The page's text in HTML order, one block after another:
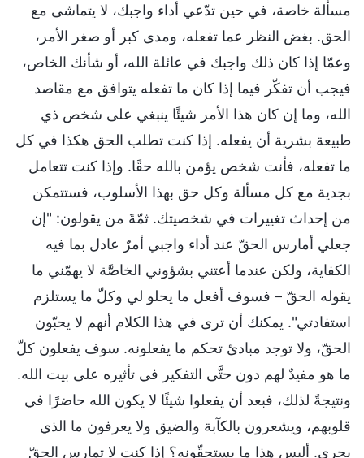
مسألة خاصة، في حين تدّعي أداء واجبك، لا يتماشى مع
الحق. بغض النظر عما تفعله، ومدى كبر أو صغر الأمر،
وعمّا إذا كان ذلك واجبك في عائلة الله، أو شأنك الخاص،
فيجب أن تفكّر فيما إذا كان ما تفعله يتوافق مع مقاصد
الله، وما إن كان هذا الأمر شيئًا ينبغي على شخص ذي
طبيعة بشرية أن يفعله. إذا كنت تطلب الحق هكذا في كل
ما تفعله، فأنت شخص يؤمن بالله حقًا. وإذا كنت تتعامل
بجدية مع كل مسألة وكل حق بهذا الأسلوب، فستتمكن
من إحداث تغييرات في شخصيتك. ثمّةَ من يقولون: "إن
جعلي أمارس الحقّ عند أداء واجبي أمرٌ عادل بما فيه
الكفاية، ولكن عندما أعتني بشؤوني الخاصَّة لا يهمّني ما
يقوله الحقّ – فسوف أفعل ما يحلو لي وكلّ ما يستلزم
استفادتي". يمكنك أن ترى في هذا الكلام أنهم لا يحبّون
الحقّ، ولا توجد مبادئ تحكم ما يفعلونه. سوف يفعلون كلّ
ما هو مفيدٌ لهم دون حتَّى التفكير في تأثيره على بيت الله.
ونتيجةً لذلك، فبعد أن يفعلوا شيئًا لا يكون الله حاضرًا في
قلوبهم، ويشعرون بالكآبة والضيق ولا يعرفون ما الذي
يجري. أليس هذا ما يستحقّونه؟ إذا كنت لا تمارس الحقّ